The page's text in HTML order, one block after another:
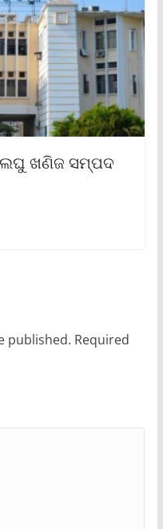
ଲଘୁ ଖଣିଜ ସମ୍ପଦ
published. Required